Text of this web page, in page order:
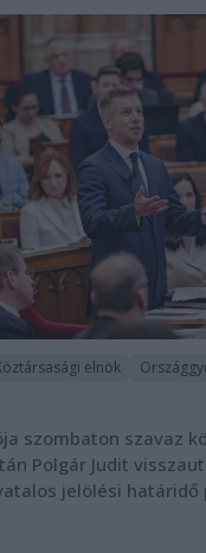
elnök
szombaton szavaz
Polgár Judit
jelölési határidő